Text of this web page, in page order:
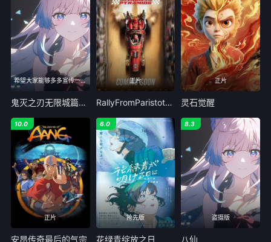
希望大家能够多多宣传一下Lanerc
鬼灭之刃无限城篇剧场版第一章猗窝座再来
正片
RallyFromParistothePyramids
正片
灵石觉醒
正片
10.0
安昂传奇最后的气宗
抢先版
6.0
花绿青绽放之日
盗摄版
8.3
八仙